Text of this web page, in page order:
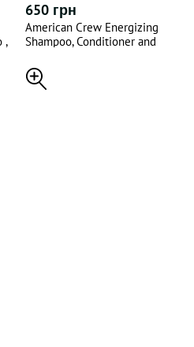
,
650 грн
American Crew Energizing
Shampoo, Conditioner and
з ароматом імбиру та чаю
Ginger Tea, 250 мл